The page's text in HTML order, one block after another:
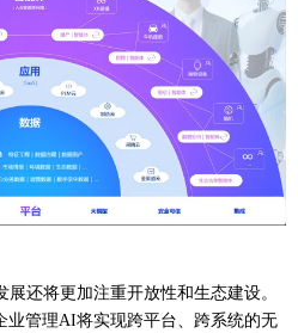
展还将更加注重开放性和生态建设。
业管理AI将实现跨平台、跨系统的无